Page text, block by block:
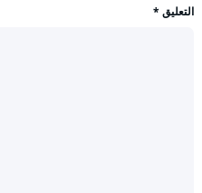
التعليق *